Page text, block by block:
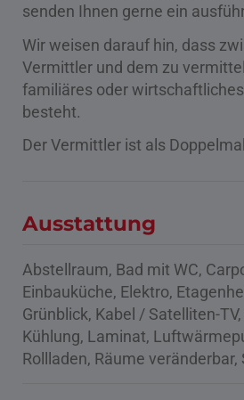
senden Ihnen gerne ein
Wir weisen darauf hin, dass
Vermittler und dem zu
familiäres oder
besteht.
Der Vermittler ist als
Ausstattung
Abstellraum Bad mit WC
Einbauküche Elektro
Grünblick Kabel / Satelliten-TV
Kühlung Laminat
Rollladen Räume veränderbar